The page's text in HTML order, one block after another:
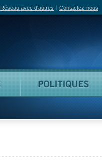
Réseau avec d'autres Contactez-nous
Personnes